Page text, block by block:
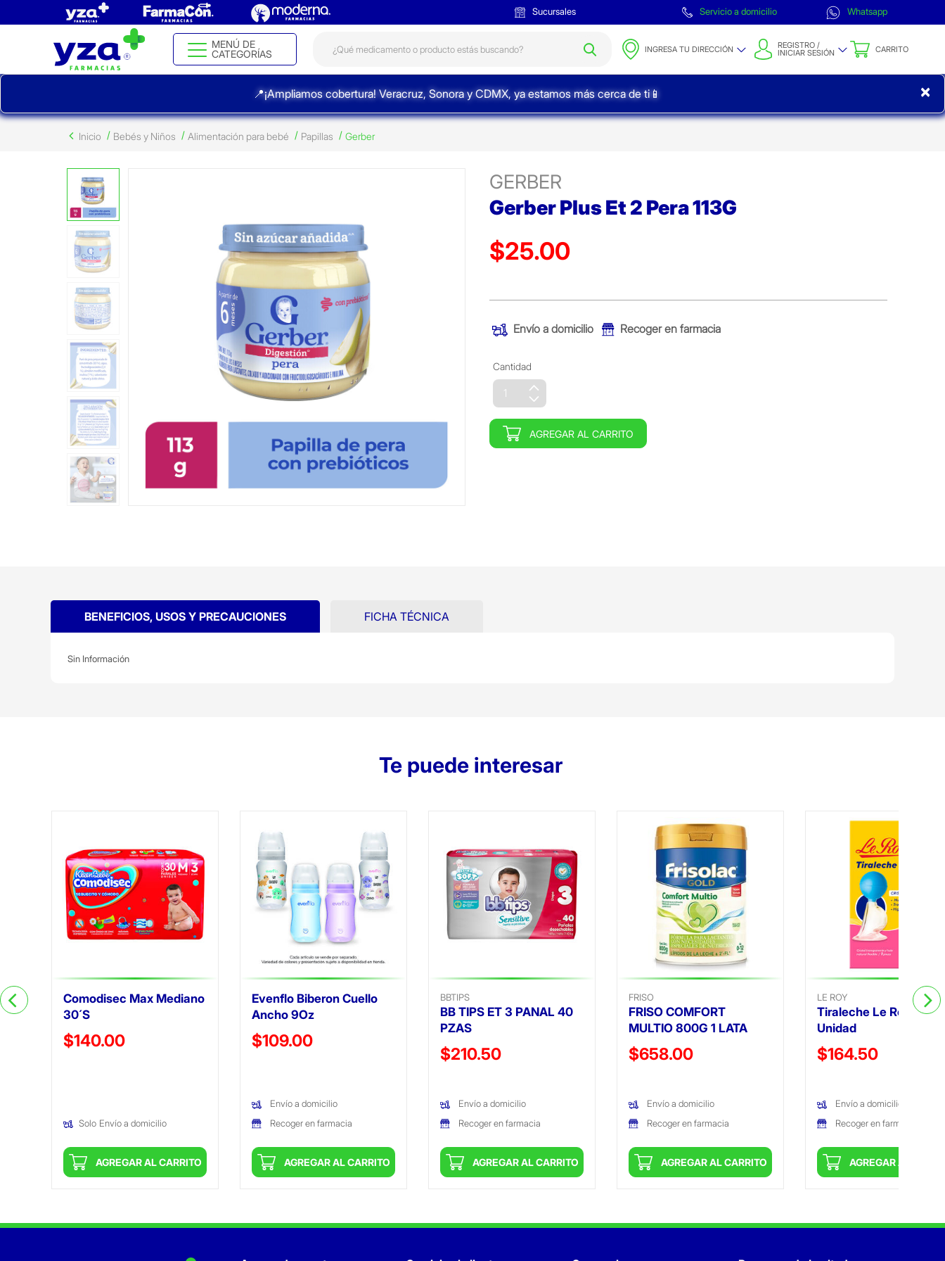
Sucursales Servicio a domicilio Whatsapp
MENÚ DE
CATEGORÍAS
INGRESA TU DIRECCIÓN REGISTRO /
INICIAR SESIÓN CARRITO
📍¡Ampliamos cobertura! Veracruz, Sonora y CDMX, ya estamos más cerca de ti📱 ×
Inicio Bebés y Niños Alimentación para bebé Papillas Gerber
GERBER
Gerber Plus Et 2 Pera 113G
Precio reducido de
$25.00
Envío a domicilio Recoger en farmacia
Cantidad
AGREGAR AL CARRITO
BENEFICIOS, USOS Y PRECAUCIONES
Sin Información
FICHA TÉCNICA
Te puede interesar
Comodisec Max Mediano
30´S
Precio reducido de
$140.00
Solo Envío a domicilio
AGREGAR AL CARRITO
Evenflo Biberon Cuello
Ancho 9Oz
Precio reducido de
$109.00
Envío a domicilio
Recoger en farmacia
AGREGAR AL CARRITO
BBTIPS
BB TIPS ET 3 PANAL 40
PZAS
Precio reducido de
$210.50
Envío a domicilio
Recoger en farmacia
AGREGAR AL CARRITO
FRISO
FRISO COMFORT
MULTIO 800G 1 LATA
Precio reducido de
$658.00
Envío a domicilio
Recoger en farmacia
AGREGAR AL CARRITO
LE ROY
Tiraleche Le Roy
Unidad
Precio reducido de
$164.50
Envío a domicilio
Recoger en farmacia
AGREGAR AL